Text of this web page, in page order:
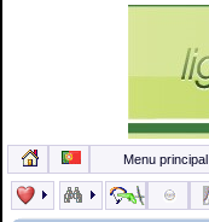
Menu principal